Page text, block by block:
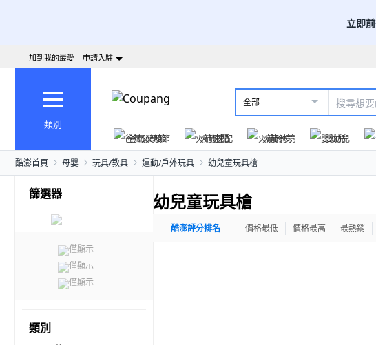
立即
加到我的最愛 申請入駐
類別
全部
爸氣父親節 火箭速配 火箭跨境 嬰幼兒
酷澎首頁 母嬰 玩具/教具 運動/戶外玩具 幼兒童玩具槍
篩選器
僅顯示
僅顯示
僅顯示
類別
幼兒童玩具槍
酷澎評分排名 價格最低 價格最高 最熱銷